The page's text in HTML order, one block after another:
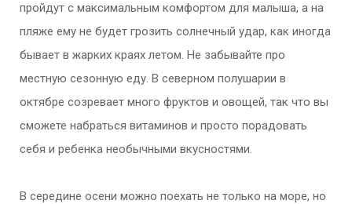
пройдут с максимальным комфортом для малыша, а на
пляже ему не будет грозить солнечный удар, как иногда
бывает в жарких краях летом. Не забывайте про
местную сезонную еду. В северном полушарии в
октябре созревает много фруктов и овощей, так что вы
сможете набраться витаминов и просто порадовать
себя и ребенка необычными вкусностями.
В середине осени можно поехать не только на море, но